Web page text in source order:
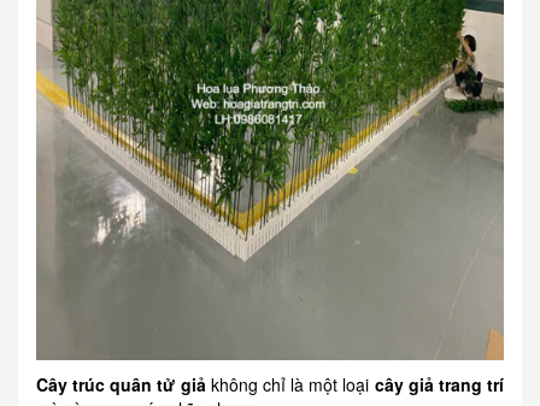
Cây trúc quân tử giảkhông chỉ là một loại cây giả trang trí